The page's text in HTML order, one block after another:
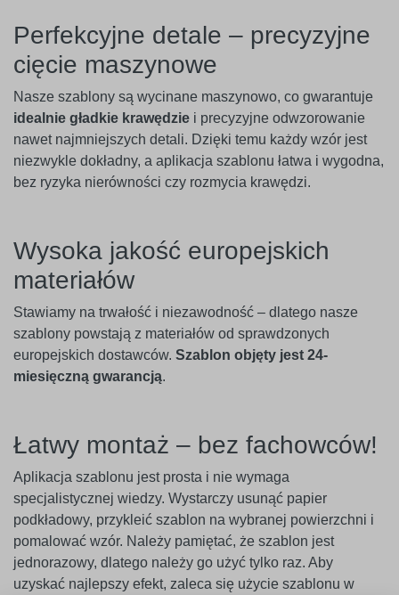
Perfekcyjne detale – precyzyjne
cięcie maszynowe
Nasze szablony są wycinane maszynowo, co gwarantuje
idealnie gładkie krawędzie i precyzyjne odwzorowanie
nawet najmniejszych detali. Dzięki temu każdy wzór jest
niezwykle dokładny, a aplikacja szablonu łatwa i wygodna,
bez ryzyka nierówności czy rozmycia krawędzi.
Wysoka jakość europejskich
materiałów
Stawiamy na trwałość i niezawodność – dlatego nasze
szablony powstają z materiałów od sprawdzonych
europejskich dostawców. Szablon objęty jest 24-
miesięczną gwarancją.
Łatwy montaż – bez fachowców!
Aplikacja szablonu jest prosta i nie wymaga
specjalistycznej wiedzy. Wystarczy usunąć papier
podkładowy, przykleić szablon na wybranej powierzchni i
pomalować wzór. Należy pamiętać, że szablon jest
jednorazowy, dlatego należy go użyć tylko raz. Aby
uzyskać najlepszy efekt, zaleca się użycie szablonu w